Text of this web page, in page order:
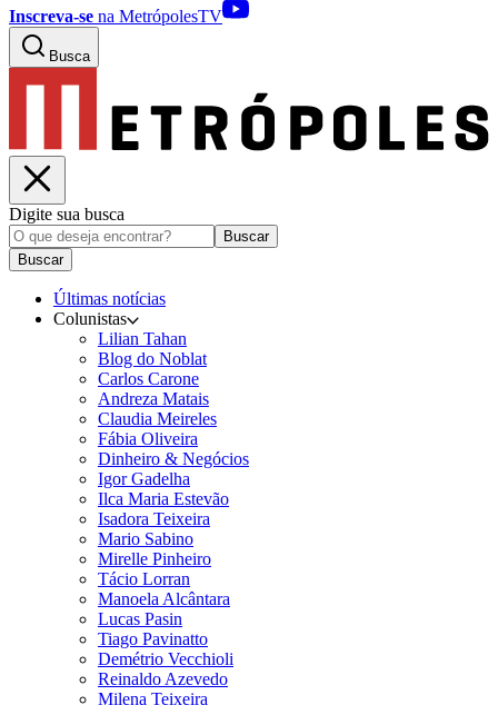
Inscreva-se na MetrópolesTV
Busca
Digite sua busca
Buscar
Buscar
Últimas notícias
Colunistas
Lilian Tahan
Blog do Noblat
Carlos Carone
Andreza Matais
Claudia Meireles
Fábia Oliveira
Dinheiro & Negócios
Igor Gadelha
Ilca Maria Estevão
Isadora Teixeira
Mario Sabino
Mirelle Pinheiro
Tácio Lorran
Manoela Alcântara
Lucas Pasin
Tiago Pavinatto
Demétrio Vecchioli
Reinaldo Azevedo
Milena Teixeira